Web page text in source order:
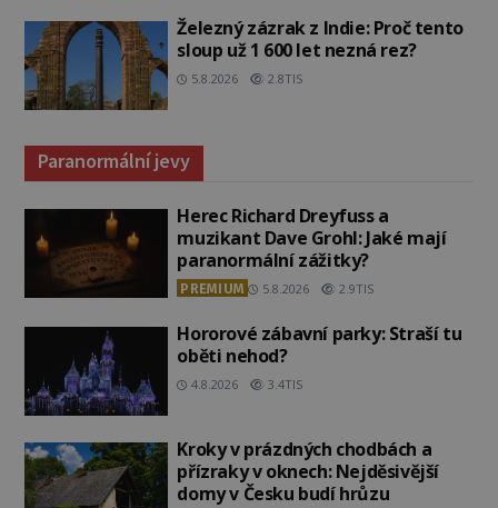
Železný zázrak z Indie: Proč tento
sloup už 1 600 let nezná rez?
5.8.2026 2.8TIS
Paranormální jevy
Herec Richard Dreyfuss a
muzikant Dave Grohl: Jaké mají
paranormální zážitky?
PREMIUM 5.8.2026 2.9TIS
Hororové zábavní parky: Straší tu
oběti nehod?
4.8.2026 3.4TIS
Kroky v prázdných chodbách a
přízraky v oknech: Nejděsivější
domy v Česku budí hrůzu